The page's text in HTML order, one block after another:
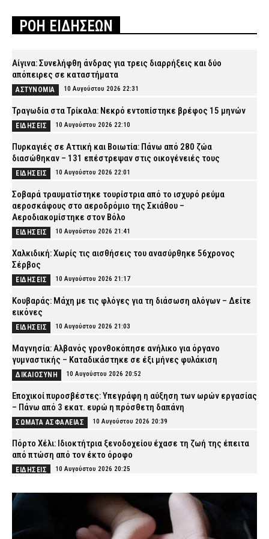
ΡΟΗ ΕΙΔΗΣΕΩΝ
Αίγινα: Συνελήφθη άνδρας για τρεις διαρρήξεις και δύο
απόπειρες σε καταστήματα
ΑΣΤΥΝΟΜΙΑ 10 Αυγούστου 2026 22:31
Τραγωδία στα Τρίκαλα: Νεκρό εντοπίστηκε βρέφος 15 μηνών
ΕΙΔΗΣΕΙΣ 10 Αυγούστου 2026 22:10
Πυρκαγιές σε Αττική και Βοιωτία: Πάνω από 280 ζώα
διασώθηκαν – 131 επέστρεψαν στις οικογένειές τους
ΕΙΔΗΣΕΙΣ 10 Αυγούστου 2026 22:01
Σοβαρά τραυματίστηκε τουρίστρια από το ισχυρό ρεύμα
αεροσκάφους στο αεροδρόμιο της Σκιάθου –
Αεροδιακομίστηκε στον Βόλο
ΕΙΔΗΣΕΙΣ 10 Αυγούστου 2026 21:41
Χαλκιδική: Χωρίς τις αισθήσεις του ανασύρθηκε 56χρονος
Σέρβος
ΕΙΔΗΣΕΙΣ 10 Αυγούστου 2026 21:17
Κουβαράς: Μάχη με τις φλόγες για τη διάσωση αλόγων – Δείτε
εικόνες
ΕΙΔΗΣΕΙΣ 10 Αυγούστου 2026 21:03
Μαγνησία: Αλβανός γρονθοκόπησε ανήλικο για όργανο
γυμναστικής – Καταδικάστηκε σε έξι μήνες φυλάκιση
ΔΙΚΑΙΟΣΥΝΗ 10 Αυγούστου 2026 20:52
Εποχικοί πυροσβέστες: Υπεγράφη η αύξηση των ωρών εργασίας
– Πάνω από 3 εκατ. ευρώ η πρόσθετη δαπάνη
ΣΩΜΑΤΑ ΑΣΦΑΛΕΙΑΣ 10 Αυγούστου 2026 20:39
Πόρτο Χέλι: Ιδιοκτήτρια ξενοδοχείου έχασε τη ζωή της έπειτα
από πτώση από τον έκτο όροφο
ΕΙΔΗΣΕΙΣ 10 Αυγούστου 2026 20:25
Μήλος: Στην ΑΠΑ ο πιλότος του ελικοπτέρου που προσγειώθηκε
στο Σαρακήνικο
10 Αυγούστου 2026 20:15